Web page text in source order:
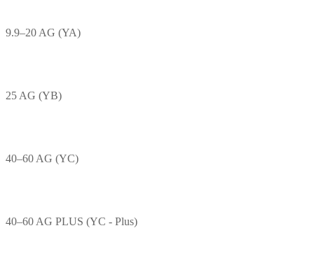
9.9–20 AG (YA)
25 AG (YB)
40–60 AG (YC)
40–60 AG PLUS (YC - Plus)